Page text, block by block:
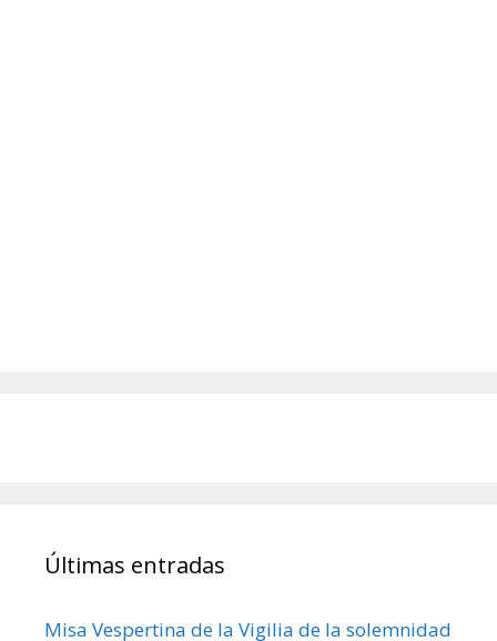
Últimas entradas
Misa Vespertina de la Vigilia de la solemnidad